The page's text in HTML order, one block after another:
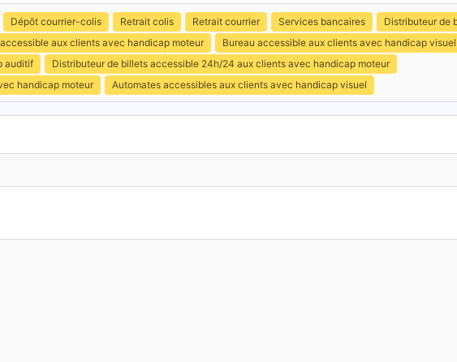
Dépôt courrier-colis Retrait colis Retrait courrier Services bancaires
Distributeur de
aux clients avec handicap moteur
Bureau accessible aux clients avec handicap visuel
auditif
Distributeur de billets accessible 24h/24 aux clients avec handicap moteur
handicap moteur
Automates accessibles aux clients avec handicap visuel